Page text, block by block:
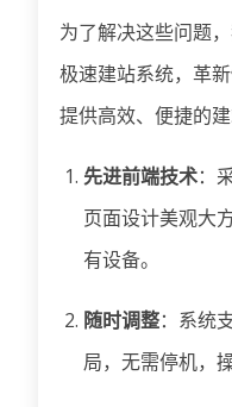
为了解决这些问题
极速建站系统，革
提供高效、便捷的建
先进前端技术：
页面设计美观大
有设备。
随时调整：系统
局，无需停机，